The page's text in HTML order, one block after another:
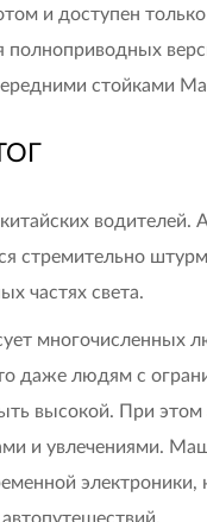
и доступен
стойками
водителей.
стремительно
частях света.
многочисленных
даже людям с
высокой. При
и увлечениями.